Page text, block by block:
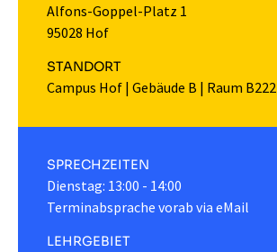
Alfons-Goppel-Platz 1
95028 Hof
STANDORT
Campus Hof | Gebäude B | Raum B222
SPRECHZEITEN
Dienstag: 13:00 - 14:00
Terminabsprache vorab via eMail
LEHRGEBIET